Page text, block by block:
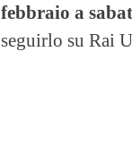
febbraio a
seguirlo su Rai